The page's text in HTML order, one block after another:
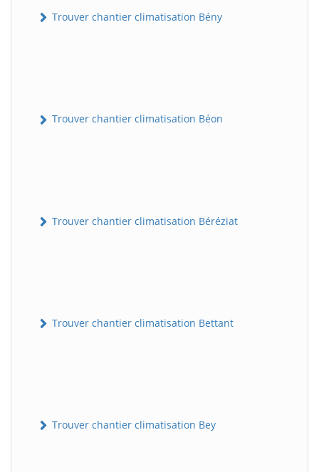
Trouver chantier climatisation Bény
Trouver chantier climatisation Béon
Trouver chantier climatisation Béréziat
Trouver chantier climatisation Bettant
Trouver chantier climatisation Bey